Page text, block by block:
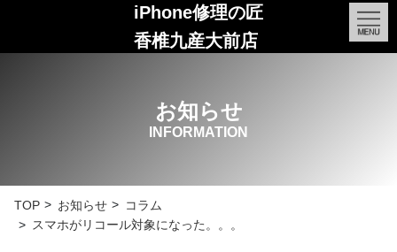
iPhone修理の匠
香椎九産大前店
お知らせ
INFORMATION
TOP お知らせ
コラム
スマホがリコール対象になった。。。